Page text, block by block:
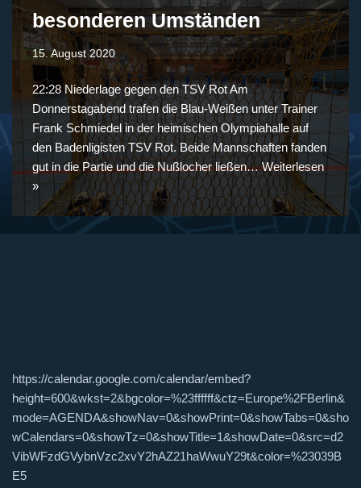
besonderen Umständen
15. August 2020
22:28 Niederlage gegen den TSV Rot Am
Donnerstagabend trafen die Blau-Weißen unter Trainer
Frank Schmiedel in der heimischen Olympiahalle auf
den Badenligisten TSV Rot. Beide Mannschaften fanden
gut in die Partie und die Nußlocher ließen…Weiterlesen
»
https://calendar.google.com/calendar/embed?
height=600&wkst=2&bgcolor=%23ffffff&ctz=Europe%2FBerlin&
mode=AGENDA&showNav=0&showPrint=0&showTabs=0&sho
wCalendars=0&showTz=0&showTitle=1&showDate=0&src=d2
VibWFzdGVybnVzc2xvY2hAZ21haWwuY29t&color=%23039B
E5